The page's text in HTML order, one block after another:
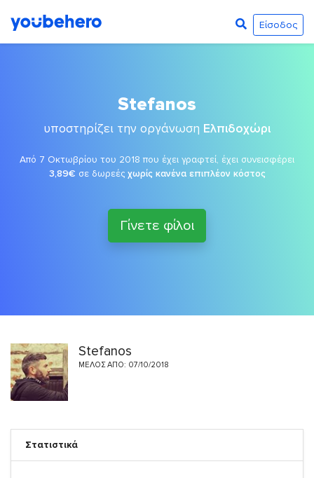
Είσοδος
Stefanos
υποστηρίζει την οργάνωση Ελπιδοχώρι
Από 7 Οκτωβρίου του 2018 που έχει γραφτεί, έχει συνεισφέρει
3,89€ σε δωρεές χωρίς κανένα επιπλέον κόστος
Γίνετε φίλοι
Stefanos
ΜΈΛΟΣ ΑΠΌ: 07/10/2018
Στατιστικά